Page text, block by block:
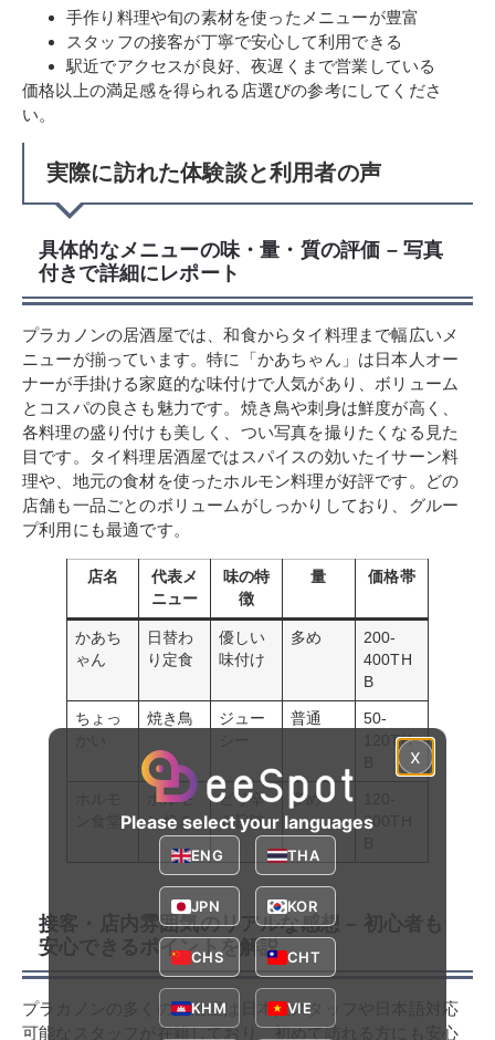
手作り料理や旬の素材を使ったメニューが豊富
スタッフの接客が丁寧で安心して利用できる
駅近でアクセスが良好、夜遅くまで営業している
価格以上の満足感を得られる店選びの参考にしてくださ
い。
実際に訪れた体験談と利用者の声
具体的なメニューの味・量・質の評価 – 写真
付きで詳細にレポート
プラカノンの居酒屋では、和食からタイ料理まで幅広いメ
ニューが揃っています。特に「かあちゃん」は日本人オー
ナーが手掛ける家庭的な味付けで人気があり、ボリューム
とコスパの良さも魅力です。焼き鳥や刺身は鮮度が高く、
各料理の盛り付けも美しく、つい写真を撮りたくなる見た
目です。タイ料理居酒屋ではスパイスの効いたイサーン料
理や、地元の食材を使ったホルモン料理が好評です。どの
店舗も一品ごとのボリュームがしっかりしており、グルー
プ利用にも最適です。
店名
代表メ
ニュー
味の特
徴
量 価格帯
かあち
ゃん
日替わ
り定食
優しい
味付け
多め
200-
400TH
B
ちょっ
焼き鳥
ジュー
普通
50-
120TH
ン食堂
ホルモ
ン焼き
ピリ辛
＆旨味
多め
300TH
接客・店内雰囲気のリアルな感想 – 初心者も
安心できるポイントを解説
プラカノンの多くの居酒屋は日本人スタッフや日本語対応
可能なスタッフが在籍しており、初めて訪れる方にも安心
x
Please select your languages
ENG THA
JPN KOR
CHS CHT
KHM VIE